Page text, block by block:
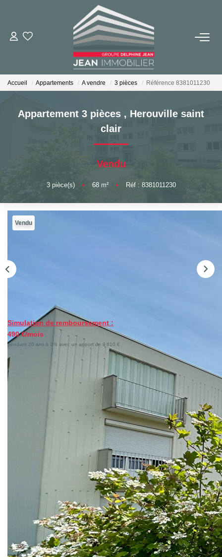
NOS BIENS
Achat
Location
IMMOBILIER NEUF
CONTACT
ACCÈS CLIENTS
Accueil Appartements A vendre 3 pièces Référence 8381011230
Appartement 3 pièces , Herouville saint
clair
Vendu
3pièce(s) • 68m² • Réf : 8381011230
Vendu
Simulation de remboursement :
490 €/mois
pendant 20 ans à 3% avec un apport de 9 810 €
Description
EXCLUSIVITÉ ,Hérouville-Saint-Clair, secteur de la Haute
Folie, découvrez cet appartement 3 pièces de 68 m² au
deuxième et dernier étage .
Il comporte : un salon de 20 m² avec accès balcon , une
cuisine indépendante , 2 chambres, une salle de bains et un
Une cave complète ce bien .
Proche du tram, un arrêt de bus se situe également à deux
minutes de l'appartement.
Il est à vendre pour la somme de 98 100 €. Les honoraires
sont à la charge du vendeur.